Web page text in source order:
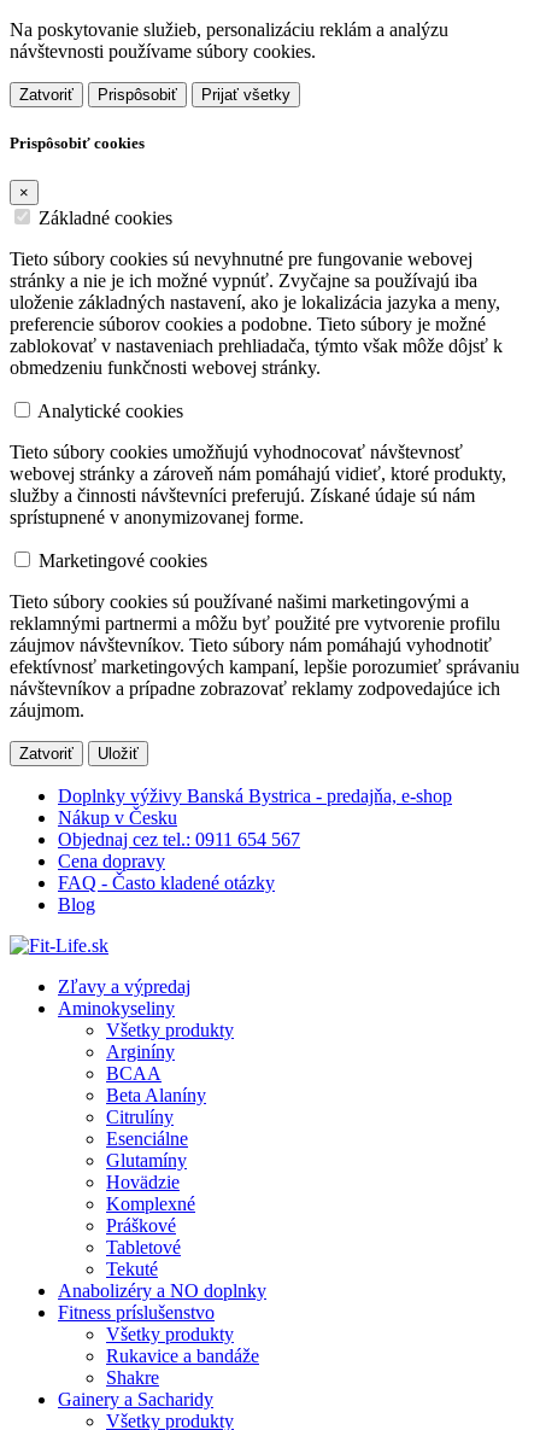
Na poskytovanie služieb, personalizáciu reklám a analýzu
návštevnosti používame súbory cookies.
Zatvoriť Prispôsobiť Prijať všetky
Prispôsobiť cookies
×
Základné cookies
Tieto súbory cookies sú nevyhnutné pre fungovanie webovej
stránky a nie je ich možné vypnúť. Zvyčajne sa používajú iba
uloženie základných nastavení, ako je lokalizácia jazyka a meny,
preferencie súborov cookies a podobne. Tieto súbory je možné
zablokovať v nastaveniach prehliadača, týmto však môže dôjsť k
obmedzeniu funkčnosti webovej stránky.
Analytické cookies
Tieto súbory cookies umožňujú vyhodnocovať návštevnosť
webovej stránky a zároveň nám pomáhajú vidieť, ktoré produkty,
služby a činnosti návštevníci preferujú. Získané údaje sú nám
sprístupnené v anonymizovanej forme.
Marketingové cookies
Tieto súbory cookies sú používané našimi marketingovými a
reklamnými partnermi a môžu byť použité pre vytvorenie profilu
záujmov návštevníkov. Tieto súbory nám pomáhajú vyhodnotiť
efektívnosť marketingových kampaní, lepšie porozumieť správaniu
návštevníkov a prípadne zobrazovať reklamy zodpovedajúce ich
záujmom.
Zatvoriť Uložiť
Doplnky výživy Banská Bystrica - predajňa, e-shop
Nákup v Česku
Objednaj cez tel.: 0911 654 567
Cena dopravy
FAQ - Často kladené otázky
Blog
Zľavy a výpredaj
Aminokyseliny
Všetky produkty
Arginíny
BCAA
Beta Alaníny
Citrulíny
Esenciálne
Glutamíny
Hovädzie
Komplexné
Práškové
Tabletové
Tekuté
Anabolizéry a NO doplnky
Fitness príslušenstvo
Všetky produkty
Rukavice a bandáže
Shakre
Gainery a Sacharidy
Všetky produkty